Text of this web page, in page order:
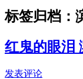
标签归档：
红鬼的眼泪
发表评论